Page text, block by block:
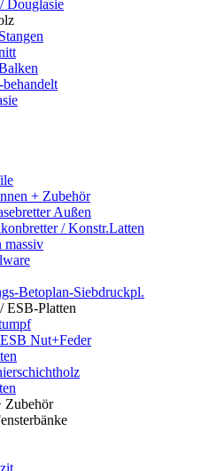
Douglasie
+ Zubehör
Außen
/ Konstr.Latten
massiv
Betoplan-Siebdruckpl.
ESB-Platten
Nut+Feder
Zubehör